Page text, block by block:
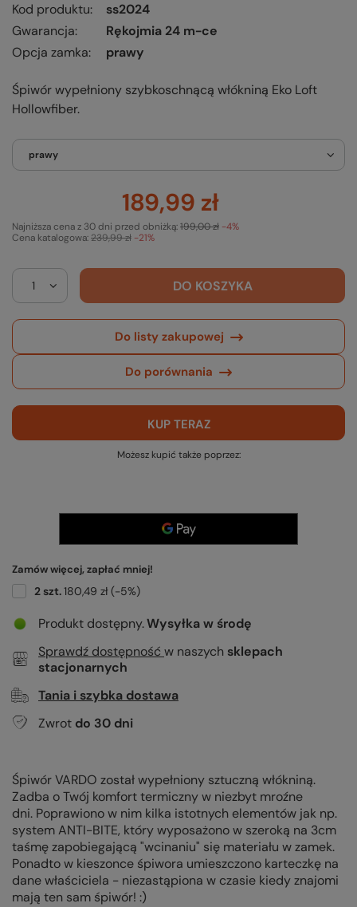
Kod produktu
ss2024
Gwarancja
Rękojmia 24 m-ce
Opcja zamka
prawy
Śpiwór wypełniony szybkoschnącą włókniną Eko Loft
Hollowfiber.
prawy
189,99 zł
Cena katalogowa:239,99 zł -21%
Najniższa cena z 30 dni przed obniżką:199,00 zł -4%
DO KOSZYKA
Do listy zakupowej
Do porównania
KUP TERAZ
Możesz kupić także poprzez:
Zamów więcej, zapłać mniej!
2szt.180,49 zł(-5%)
Produkt dostępny Wysyłkaw środę
Sprawdź dostępność w naszych sklepach
stacjonarnych
Tania i szybka dostawa
Zwrot do 30 dni
Śpiwór VARDO został wypełniony sztuczną włókniną.
Zadba o Twój komfort termiczny w niezbyt mroźne
dni. Poprawiono w nim kilka istotnych elementów jak np.
system ANTI-BITE, który wyposażono w szeroką na 3cm
taśmę zapobiegającą "wcinaniu" się materiału w zamek.
Ponadto w kieszonce śpiwora umieszczono karteczkę na
dane właściciela - niezastąpiona w czasie kiedy znajomi
mają ten sam śpiwór! :)